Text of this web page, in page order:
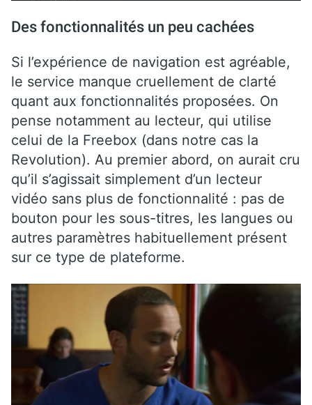
Des fonctionnalités un peu cachées
Si l’expérience de navigation est agréable,
le service manque cruellement de clarté
quant aux fonctionnalités proposées. On
pense notamment au lecteur, qui utilise
celui de la Freebox (dans notre cas la
Revolution). Au premier abord, on aurait cru
qu’il s’agissait simplement d’un lecteur
vidéo sans plus de fonctionnalité : pas de
bouton pour les sous-titres, les langues ou
autres paramètres habituellement présent
sur ce type de plateforme.